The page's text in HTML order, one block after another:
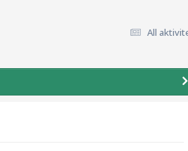
All